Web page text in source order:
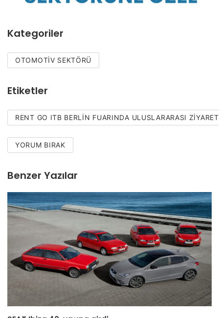
Kategoriler
OTOMOTIV SEKTÖRÜ
Etiketler
RENT GO ITB BERLİN FUARINDA ULUSLARARASI
YORUM BIRAK
Benzer Yazılar